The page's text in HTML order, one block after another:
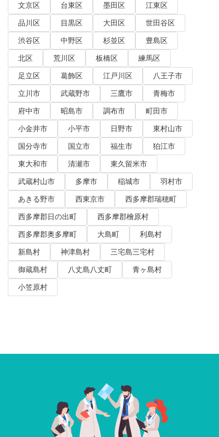
文京区
台東区 墨田区
江東区
品川区
目黒区 大田区
世田谷区
渋谷区
中野区 杉並区
豊島区
北区
荒川区 板橋区
練馬区
足立区
葛飾区 江戸川区
八王子市
立川市
武蔵野市 三鷹市
青梅市
府中市
昭島市 調布市
町田市
小金井市
小平市 日野市
東村山市
国分寺市
国立市 福生市
狛江市
東大和市
清瀬市
東久留米市
武蔵村山市
多摩市 稲城市
羽村市
あきる野市
西東京市
西多摩郡瑞穂町
西多摩郡日の出町
西多摩郡檜原村
西多摩郡奥多摩町
大島町
利島村
新島村
神津島村
三宅島三宅村
御蔵島村
八丈島八丈町
青ヶ島村
小笠原村